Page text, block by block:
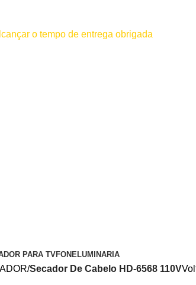
o tempo de entrega obrigada
PARA TVFONELUMINARIA
Secador De Cabelo HD-6568 110V